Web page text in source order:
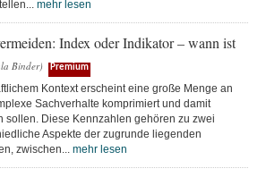
mehr lesen
Index oder Indikator – wann ist
Binder) Premium
Kontext erscheint eine große Menge an
Sachverhalte komprimiert und damit
sollen. Diese Kennzahlen gehören zu zwei
Aspekte der zugrunde liegenden
zwischen... mehr lesen